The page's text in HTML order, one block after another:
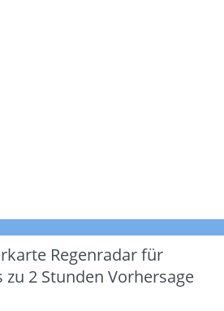
Regenradar für
zu 2 Stunden Vorhersage